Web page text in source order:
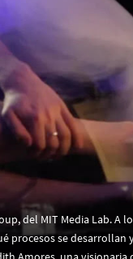
del MIT Media Lab. A
procesos se desarrollan